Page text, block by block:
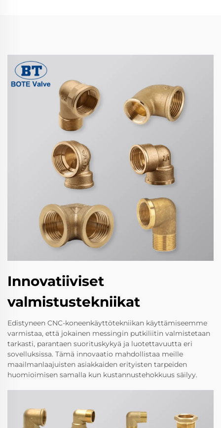
Innovatiiviset
valmistustekniikat
Edistyneen CNC-koneenkäyttötekniikan käyttämiseemme
varmistaa, että jokainen messingin putkiliitin valmistetaan
tarkasti, parantaen suorituskykyä ja luotettavuutta eri
sovelluksissa. Tämä innovaatio mahdollistaa meille
maailmanlaajuisten asiakkaiden erityisten tarpeiden
huomioimisen samalla kun kustannustehokkuus säilyy.